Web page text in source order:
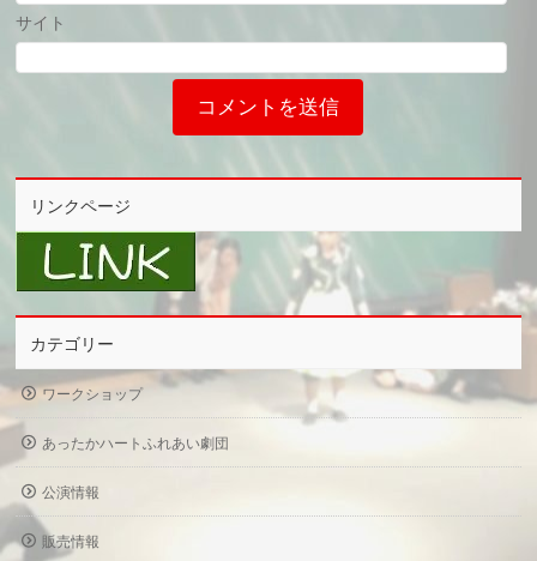
サイト
リンクページ
カテゴリー
ワークショップ
あったかハートふれあい劇団
公演情報
販売情報